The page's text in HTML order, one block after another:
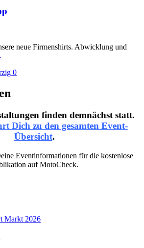
neue Firmenshirts. Abwicklung und
0
finden demnächst statt.
Dich zu den gesamten Event-
Übersicht.
Eventinformationen für die kostenlose
auf MotoCheck.